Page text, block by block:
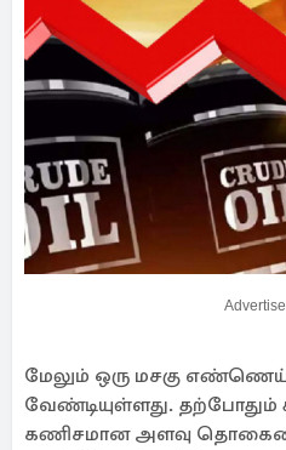
மேலும் ஒரு மசகு எண்ணெய்
வேண்டியுள்ளது. தற்போதும்
கணிசமான அளவு